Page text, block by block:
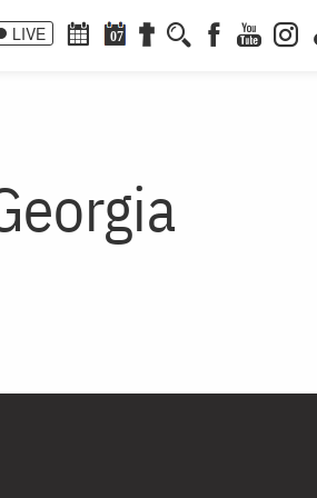
LIVE 07